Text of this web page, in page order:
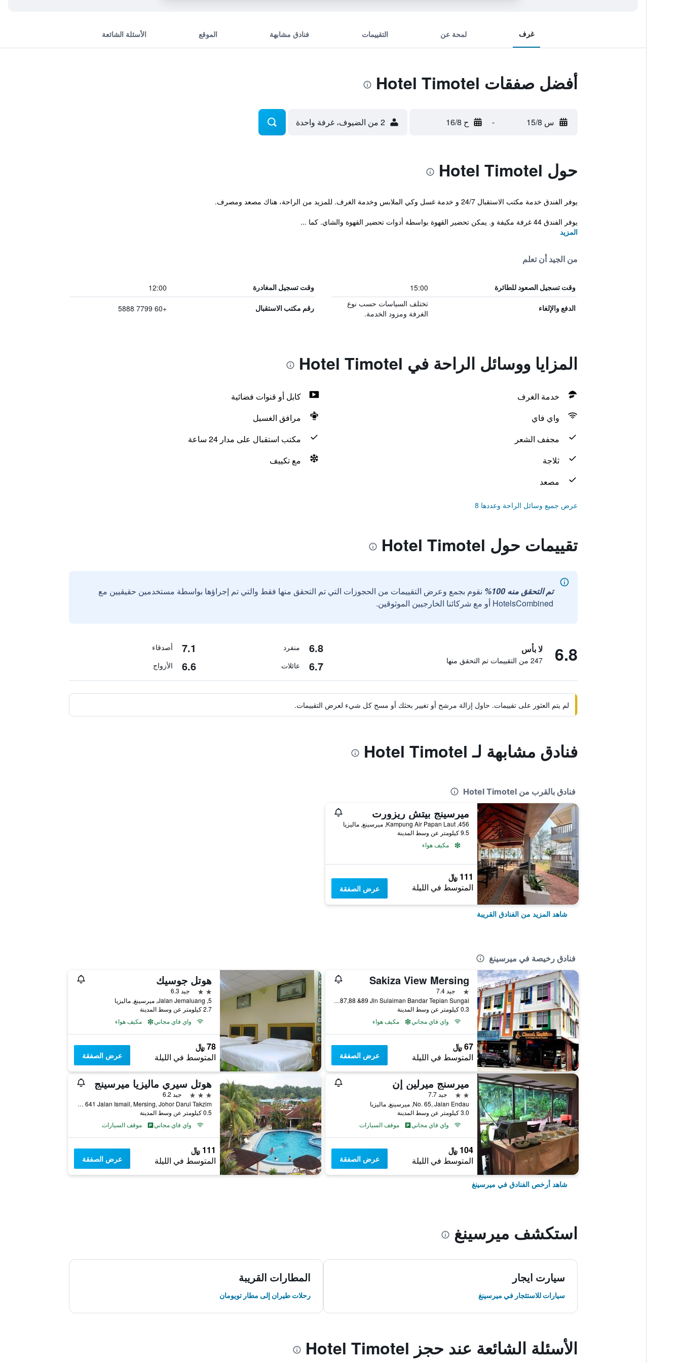
غرف لمحة عن التقييمات فنادق مشابهة الموقع الأسئلة الشائعة
أفضل صفقات Hotel Timotel
س 15/8 - ح 16/8 2 من الضيوف، غرفة واحدة
حول Hotel Timotel
يوفر الفندق خدمة مكتب الاستقبال 24/7 و خدمة غسل وكي الملابس وخدمة الغرف. للمزيد من الراحة، هناك مصعد ومصرف.
يوفر الفندق 44 غرفة مكيفة و. يمكن تحضير القهوة بواسطة أدوات تحضير القهوة والشاي. كما ...
المزيد
من الجيد أن تعلم
وقت تسجيل الصعود للطائرة 15:00 وقت تسجيل المغادرة 12:00
الدفع والإلغاء
تختلف السياسات حسب نوع
الغرفة ومزود الخدمة.
رقم مكتب الاستقبال +60 7799 5888
المزايا ووسائل الراحة في Hotel Timotel
خدمة الغرف
كابل أو قنوات فضائية
واي فاي
مرافق الغسيل
مجفف الشعر
مكتب استقبال على مدار 24 ساعة
ثلاجة
مع تكييف
مصعد
عرض جميع وسائل الراحة وعددها 8
تقييمات حول Hotel Timotel
تم التحقق منه 100%
نقوم بجمع وعرض التقييمات من الحجوزات التي تم التحقق منها فقط والتي تم إجراؤها بواسطة مستخدمين حقيقيين مع
HotelsCombined أو مع شركائنا الخارجيين الموثوقين.
6.8 لا بأس
247 من التقييمات تم التحقق منها
6.8 منفرد 7.1 أصدقاء
6.7 عائلات 6.6 الأزواج
لم يتم العثور على تقييمات. حاول إزالة مرشح أو تغيير بحثك أو مسح كل شيء لعرض التقييمات.
فنادق مشابهة لـ Hotel Timotel
فنادق بالقرب من Hotel Timotel
ميرسينج بيتش ريزورت
456, Kampung Air Papan Laut, ميرسينغ, ماليزيا
9.5 كيلومتر عن وسط المدينة
مكيف هواء
111 ﷼
المتوسط في الليلة عرض الصفقة
شاهد المزيد من الفنادق القريبة
فنادق رخيصة في ميرسينغ
Sakiza View Mersing
نجمة واحدة
جيد 7.4
No 87,88 &89 Jln Sulaiman Bandar Tepian Sungai, ميرسينغ, ماليزيا
0.3 كيلومتر عن وسط المدينة
واي فاي مجاني
مكيف هواء
67 ﷼
المتوسط في الليلة عرض الصفقة
هوتل جوسيك
2 نجمتين
جيد 6.3
5, Jalan Jemaluang, ميرسينغ, ماليزيا
2.7 كيلومتر عن وسط المدينة
واي فاي مجاني
مكيف هواء
78 ﷼
المتوسط في الليلة عرض الصفقة
ميرسنج ميرلين إن
2 نجمتين
جيد 7.7
No. 65, Jalan Endau, ميرسينغ, ماليزيا
3.0 كيلومتر عن وسط المدينة
واي فاي مجاني
موقف السيارات
104 ﷼
المتوسط في الليلة عرض الصفقة
هوتل سيري ماليزيا ميرسينج
3 نجوم
جيد 6.2
Lot Ptb 641 Jalan Ismail, Mersing, Johor Darul Takzim, ميرسينغ, ماليزيا
0.5 كيلومتر عن وسط المدينة
واي فاي مجاني
موقف السيارات
111 ﷼
المتوسط في الليلة عرض الصفقة
شاهد أرخص الفنادق في ميرسينغ
استكشف ميرسينغ
سيارت ايجار
سيارات للاستئجار في ميرسينغ
المطارات القريبة
رحلات طيران إلى مطار تويومان
الأسئلة الشائعة عند حجز Hotel Timotel